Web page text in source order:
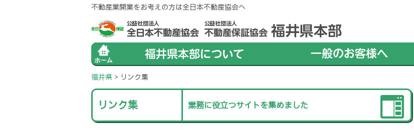
不動産業開業をお考えの方は全日本不動産協会へ
福井県 > リンク集
リンク集 業務に役立つサイトを集めました